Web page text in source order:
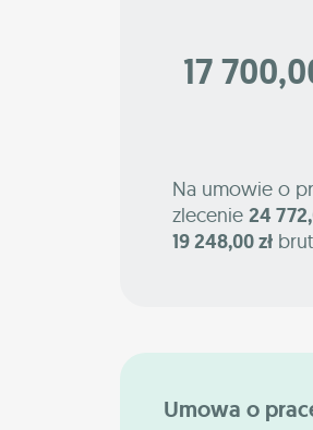
17
Na umowie o
zlecenie 24
19 248,00 zł
Umowa o